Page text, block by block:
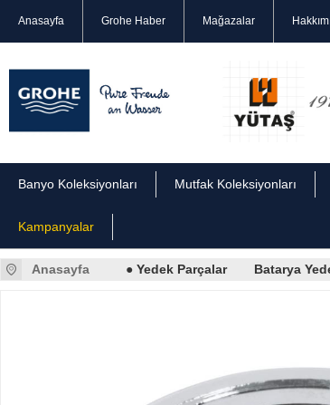
Anasayfa Grohe Haber Mağazalar
Banyo Koleksiyonları Mutfak Koleksiyonları
Kampanyalar
Anasayfa ● Yedek Parçalar Batarya